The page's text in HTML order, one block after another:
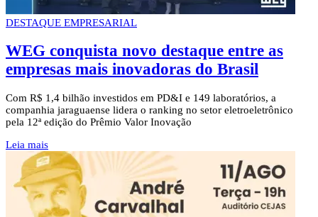
DESTAQUE EMPRESARIAL
WEG conquista novo destaque entre as
empresas mais inovadoras do Brasil
Com R$ 1,4 bilhão investidos em PD&I e 149 laboratórios, a
companhia jaraguaense lidera o ranking no setor eletroeletrônico
pela 12ª edição do Prêmio Valor Inovação
Leia mais